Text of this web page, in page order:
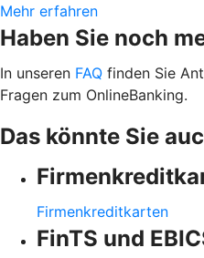
Mehr erfahren
Haben Sie noch
In unseren FAQ finden Sie
Fragen zum OnlineBanking.
Das könnte Sie
Firmenkreditkarten
FinTS und